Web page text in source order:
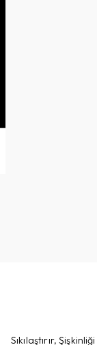
Sıkılaştırır,